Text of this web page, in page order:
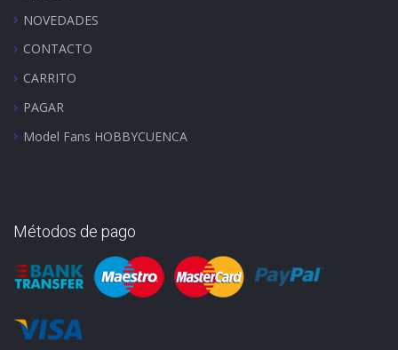
NOVEDADES
CONTACTO
CARRITO
PAGAR
Model Fans HOBBYCUENCA
Métodos de pago